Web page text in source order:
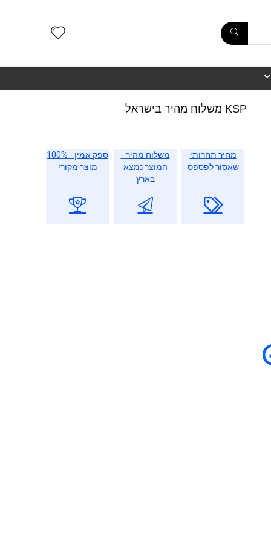
KSP משלוח מהיר בישראל
מחיר תחרותי
שאסור לפספס
משלוח מהיר -
המוצר נמצא
בארץ
ספק אמין - 100%
מוצר מקורי